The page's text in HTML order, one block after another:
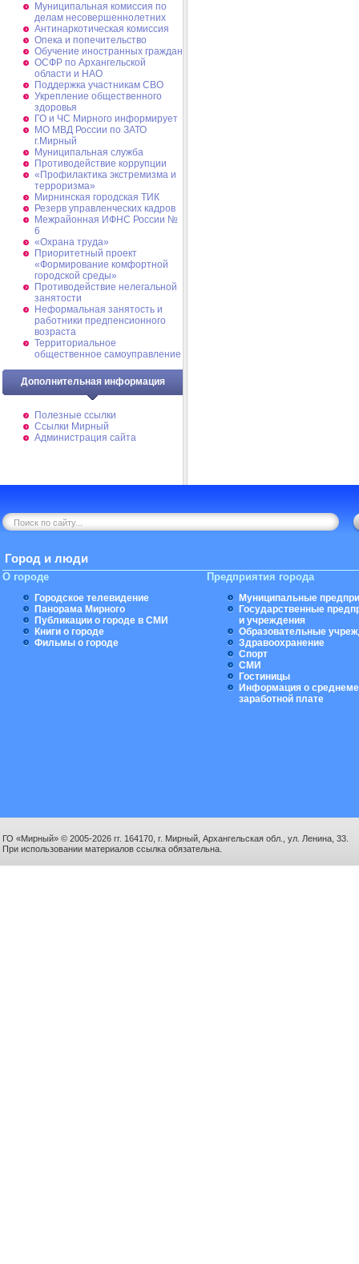
Муниципальная комиссия по
делам несовершеннолетних
Антинаркотическая комиссия
Опека и попечительство
Обучение иностранных граждан
ОСФР по Архангельской
области и НАО
Поддержка участникам СВО
Укрепление общественного
здоровья
ГО и ЧС Мирного информирует
МО МВД России по ЗАТО
г.Мирный
Муниципальная cлужба
Противодействие коррупции
«Профилактика экстремизма и
терроризма»
Мирнинская городская ТИК
Резерв управленческих кадров
Межрайонная ИФНС России №
6
«Охрана труда»
Приоритетный проект
«Формирование комфортной
городской среды»
Противодействие нелегальной
занятости
Неформальная занятость и
работники предпенсионного
возраста
Территориальное
общественное самоуправление
Дополнительная информация
Полезные ссылки
Ссылки Мирный
Администрация сайта
Город и люди
О городе
Городское телевидение
Панорама Мирного
Публикации о городе в СМИ
Книги о городе
Фильмы о городе
Предприятия города
Муниципальные
Государственные
и учреждения
Образовательные
Здравоохранение
Спорт
СМИ
Гостиницы
Информация о
заработной плате
ГО «Мирный» © 2005-2026 гг. 164170, г. Мирный, Архангельская обл., ул. Ленина, 33.
При использовании материалов ссылка обязательна.